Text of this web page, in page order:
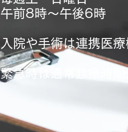
午前8時～午後6 時
入院や手術は連携医
緊急時は通常診療時